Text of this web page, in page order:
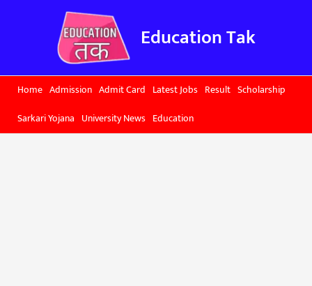
Education Tak
Home Admission Admit Card Latest Jobs Result Scholarship
Sarkari Yojana University News Education